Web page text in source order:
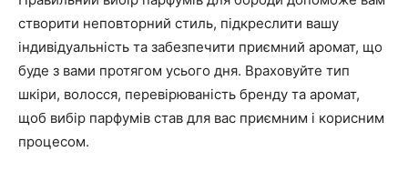
створити неповторний стиль, підкреслити вашу
індивідуальність та забезпечити приємний аромат, що
буде з вами протягом усього дня. Враховуйте тип
шкіри, волосся, перевірюваність бренду та аромат,
щоб вибір парфумів став для вас приємним і корисним
процесом.